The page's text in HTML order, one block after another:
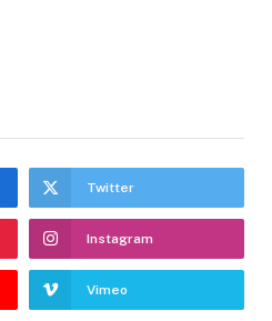
Twitter
Instagram
Vimeo